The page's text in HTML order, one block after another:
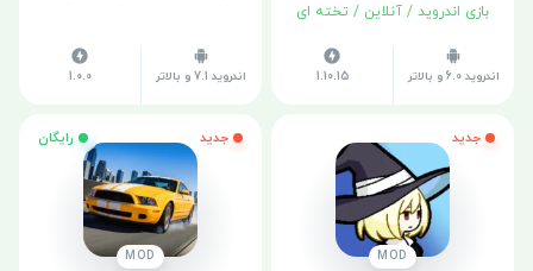
بازی اندروید / آنلاین / تخته ای
اندروید 6.0 و بالاتر 1.10.15 اندروید 7.1 و بالاتر 1.0.0
جدید
MOD
جدید رایگان
MOD